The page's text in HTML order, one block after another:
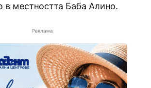
в местността Баба Алино.
Реклама